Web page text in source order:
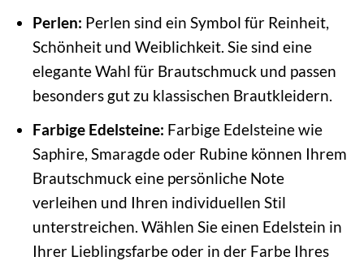
Perlen: Perlen sind ein Symbol für Reinheit,
Schönheit und Weiblichkeit. Sie sind eine
elegante Wahl für Brautschmuck und passen
besonders gut zu klassischen Brautkleidern.
Farbige Edelsteine: Farbige Edelsteine wie
Saphire, Smaragde oder Rubine können Ihrem
Brautschmuck eine persönliche Note
verleihen und Ihren individuellen Stil
unterstreichen. Wählen Sie einen Edelstein in
Ihrer Lieblingsfarbe oder in der Farbe Ihres